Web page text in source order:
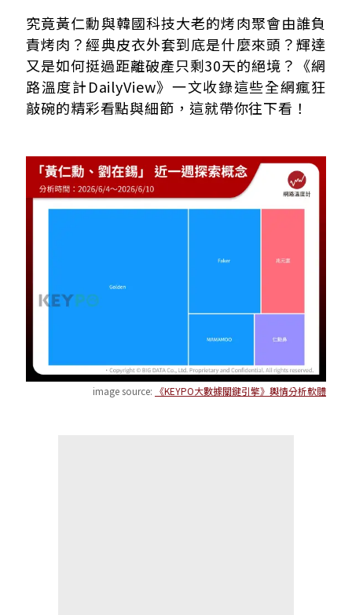
究竟黃仁勳與韓國科技大老的烤肉聚會由誰負
責烤肉？經典皮衣外套到底是什麼來頭？輝達
又是如何挺過距離破產只剩30天的絕境？《網
路溫度計DailyView》一文收錄這些全網瘋狂
敲碗的精彩看點與細節，這就帶你往下看！
image source: 《KEYPO大數據關鍵引擎》輿情分析軟體